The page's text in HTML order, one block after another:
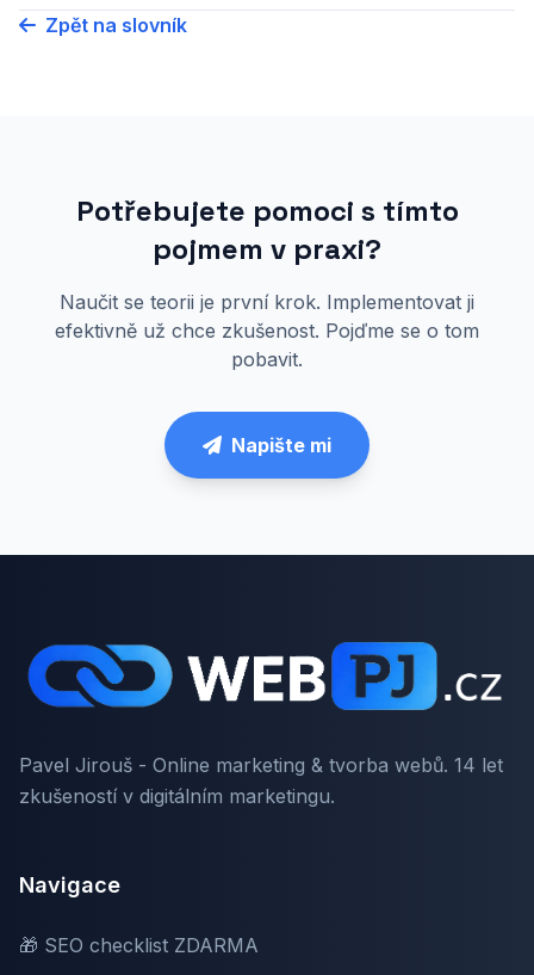
Zpět na slovník
Potřebujete pomoci s tímto
pojmem v praxi?
Naučit se teorii je první krok. Implementovat ji
efektivně už chce zkušenost. Pojďme se o tom
pobavit.
Napište mi
Pavel Jirouš - Online marketing & tvorba webů. 14 let
zkušeností v digitálním marketingu.
Navigace
🎁 SEO checklist ZDARMA